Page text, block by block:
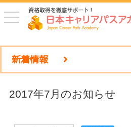
toggle
navigation
新着情報
2017年7月のお知らせ